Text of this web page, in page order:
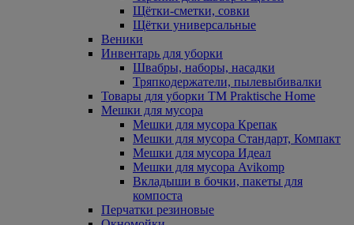
Щётки-сметки, совки
Щётки универсальные
Веники
Инвентарь для уборки
Швабры, наборы, насадки
Тряпкодержатели, пылевыбивалки
Товары для уборки ТМ Praktische Home
Мешки для мусора
Мешки для мусора Крепак
Мешки для мусора Стандарт, Компакт
Мешки для мусора Идеал
Мешки для мусора Avikomp
Вкладыши в бочки, пакеты для
компоста
Перчатки резиновые